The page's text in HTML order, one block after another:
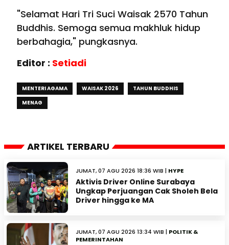
"Selamat Hari Tri Suci Waisak 2570 Tahun
Buddhis. Semoga semua makhluk hidup
berbahagia," pungkasnya.
Editor : Setiadi
MENTERI AGAMA WAISAK 2026
TAHUN BUDDHIS
MENAG
ARTIKEL TERBARU
JUMAT, 07 AGU 2026 18:36 WIB | HYPE
Aktivis Driver Online Surabaya
Ungkap Perjuangan Cak Sholeh Bela
Driver hingga ke MA
JUMAT, 07 AGU 2026 13:34 WIB | POLITIK &
PEMERINTAHAN